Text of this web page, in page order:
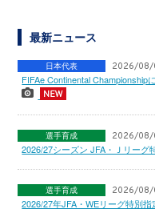
最新ニュース
日本代表 2026/08/
FIFAe Continental Championship
選手育成 2026/08/
2026/27シーズン JFA・Ｊリー
選手育成 2026/08/
2026/27年JFA・WEリーグ特別